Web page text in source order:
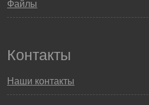
Файлы
Контакты
Наши контакты